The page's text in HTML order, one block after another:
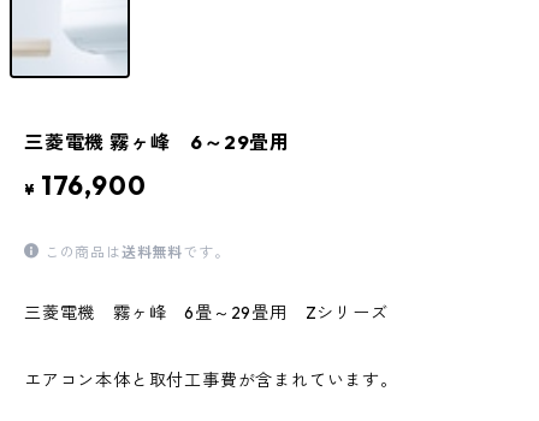
三菱電機 霧ヶ峰 6～29畳用
¥ 176,900
この商品は送料無料です。
三菱電機 霧ヶ峰 6畳～29畳用 Zシリーズ
エアコン本体と取付工事費が含まれています。